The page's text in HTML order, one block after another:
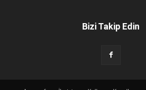
Bizi Takip Edin